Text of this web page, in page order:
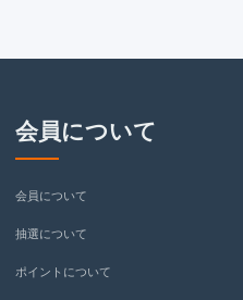
会員について
会員について
抽選について
ポイントについて